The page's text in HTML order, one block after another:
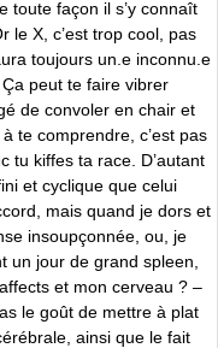
toute façon il s’y connaît
le X, c’est trop cool, pas
toujours un.e inconnu.e
peut te faire vibrer
de convoler en chair et
te comprendre, c’est pas
tu kiffes ta race. D’autant
et cyclique que celui
mais quand je dors et
insoupçonnée, ou, je
un jour de grand spleen,
et mon cerveau ? –
le goût de mettre à plat
ainsi que le fait